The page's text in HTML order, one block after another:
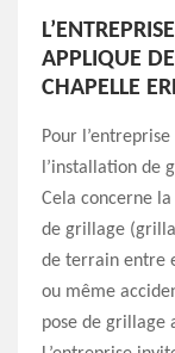
APPLIQUE
CHAPELLE
Pour
l’installation de
Cela concerne
de grillage
de terrain entre
ou même
pose de grillage